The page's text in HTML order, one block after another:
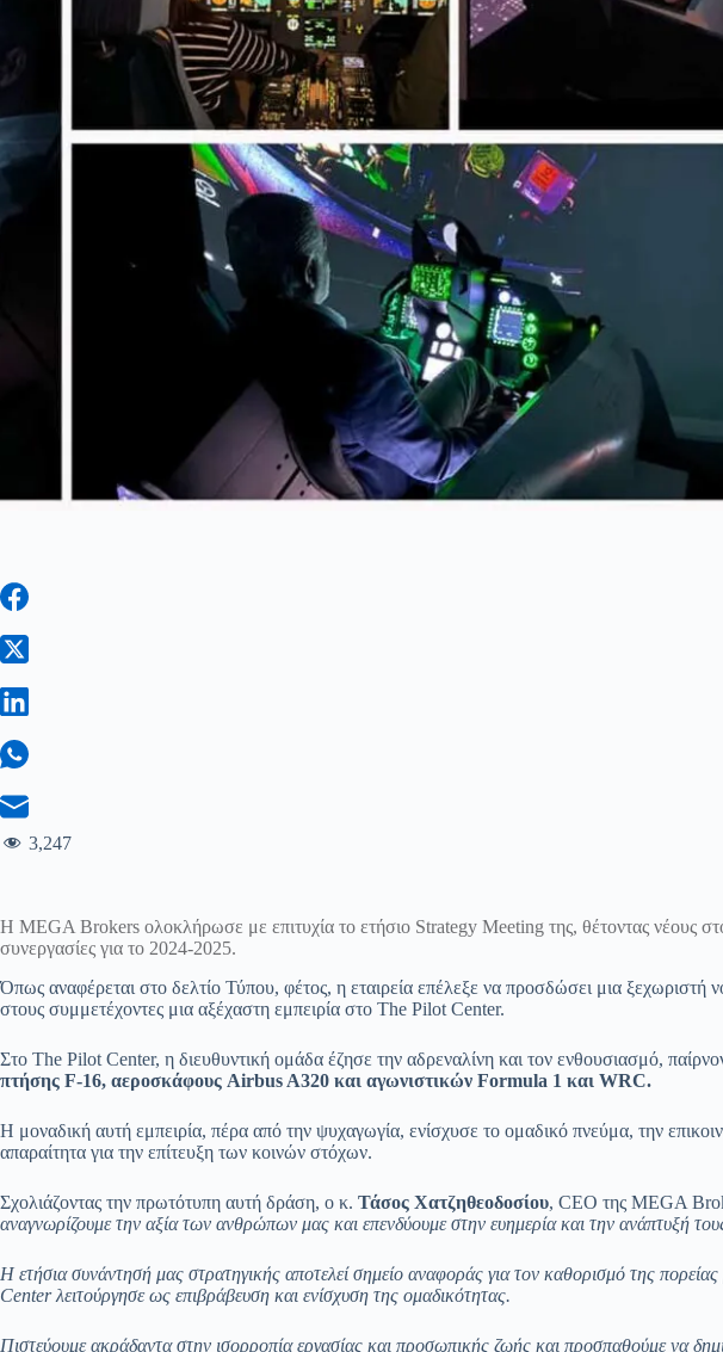
3,247
H MEGA Brokers ολοκλήρωσε με επιτυχία το ετήσιο Strategy Meeting της, θέτοντας νέους
συνεργασίες για το 2024-2025.
Όπως αναφέρεται στο δελτίο Τύπου, φέτος, η εταιρεία επέλεξε να προσδώσει μια ξεχωριστή
στους συμμετέχοντες μια αξέχαστη εμπειρία στο The Pilot Center.
Στο The Pilot Center, η διευθυντική ομάδα έζησε την αδρεναλίνη και τον ενθουσιασμό,
πτήσης F-16, αεροσκάφους Airbus A320 και αγωνιστικών Formula 1 και WRC.
Η μοναδική αυτή εμπειρία, πέρα από την ψυχαγωγία, ενίσχυσε το ομαδικό πνεύμα, την
απαραίτητα για την επίτευξη των κοινών στόχων.
Σχολιάζοντας την πρωτότυπη αυτή δράση, ο κ. Τάσος Χατζηθεοδοσίου, CEO της MEGA
αναγνωρίζουμε την αξία των ανθρώπων μας και επενδύουμε στην ευημερία και την ανάπτυξή
Η ετήσια συνάντησή μας στρατηγικής αποτελεί σημείο αναφοράς για τον καθορισμό της
Center λειτούργησε ως επιβράβευση και ενίσχυση της ομαδικότητας.
Πιστεύουμε ακράδαντα στην ισορροπία εργασίας και προσωπικής ζωής και προσπαθούμε να